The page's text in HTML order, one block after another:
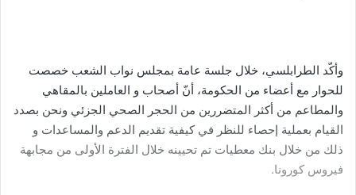
وأكّد الطرابلسي، خلال جلسة عامة بمجلس نواب الشعب خصصت
للحوار مع أعضاء من الحكومة، أنّ أصحاب و العاملين بالمقاهي
والمطاعم من أكثر المتضررين من الحجر الصحي الجزئي ونحن بصدد
القيام بعملية إحصاء للنظر في كيفية تقديم الدعم والمساعدات و
ذلك من خلال بنك معطيات تم تحيينه خلال الفترة الأولى من مجابهة
فيروس كورونا.